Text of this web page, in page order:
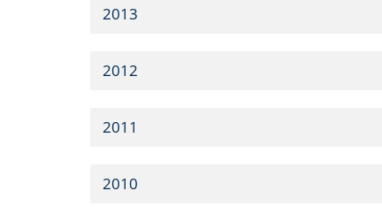
2013
2012
2011
2010